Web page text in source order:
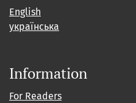
English
українська
Information
For Readers